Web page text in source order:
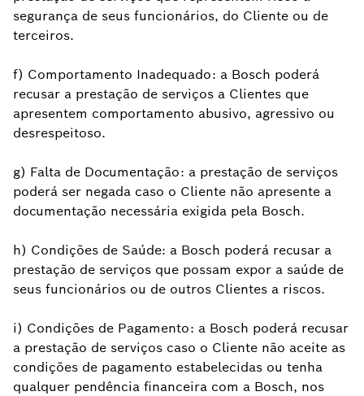
segurança de seus funcionários, do Cliente ou de
terceiros.
f) Comportamento Inadequado: a Bosch poderá
recusar a prestação de serviços a Clientes que
apresentem comportamento abusivo, agressivo ou
desrespeitoso.
g) Falta de Documentação: a prestação de serviços
poderá ser negada caso o Cliente não apresente a
documentação necessária exigida pela Bosch.
h) Condições de Saúde: a Bosch poderá recusar a
prestação de serviços que possam expor a saúde de
seus funcionários ou de outros Clientes a riscos.
i) Condições de Pagamento: a Bosch poderá recusar
a prestação de serviços caso o Cliente não aceite as
condições de pagamento estabelecidas ou tenha
qualquer pendência financeira com a Bosch, nos